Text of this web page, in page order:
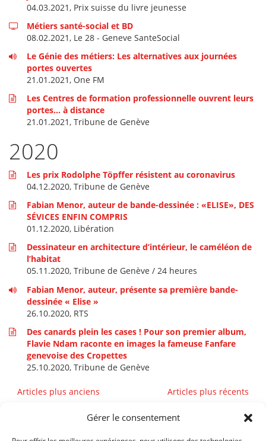
Gérer le consentement
04.03.2021, Prix suisse du livre jeunesse
Métiers santé-social et BD
08.02.2021, Le 28 - Geneve SanteSocial
Le Génie des métiers: Les alternatives aux journées
portes ouvertes
21.01.2021, One FM
Les Centres de formation professionnelle ouvrent leurs
portes… à distance
21.01.2021, Tribune de Genève
2020
Les prix Rodolphe Töpffer résistent au coronavirus
04.12.2020, Tribune de Genève
Fabian Menor, auteur de bande-dessinée : «ELISE», DES
SÉVICES ENFIN COMPRIS
01.12.2020, Libération
Dessinateur en architecture d’intérieur, le caméléon de
l’habitat
05.11.2020, Tribune de Genève / 24 heures
Fabian Menor, auteur, présente sa première bande-
dessinée « Elise »
26.10.2020, RTS
Des canards plein les cases ! Pour son premier album,
Flavie Ndam raconte en images la fameuse Fanfare
genevoise des Cropettes
25.10.2020, Tribune de Genève
Navigation
Articles plus anciens Articles plus récents